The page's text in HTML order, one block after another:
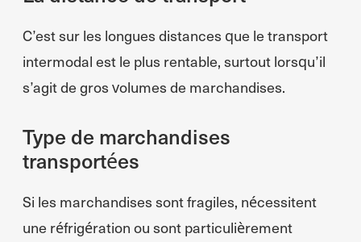
C’est sur les longues distances que le transport
intermodal est le plus rentable, surtout lorsqu’il
s’agit de gros volumes de marchandises.
Type de marchandises
transportées
Si les marchandises sont fragiles, nécessitent
une réfrigération ou sont particulièrement